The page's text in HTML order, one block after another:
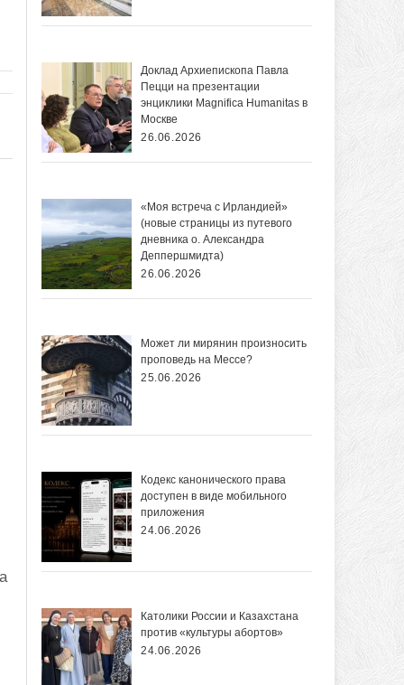
Доклад Архиепископа Павла
Пецци на презентации
энциклики Magnifica Нumanitas в
Москве
26.06.2026
«Моя встреча с Ирландией»
(новые страницы из путевого
дневника о. Александра
Деппершмидта)
26.06.2026
Может ли мирянин произносить
проповедь на Мессе?
25.06.2026
Кодекс канонического права
доступен в виде мобильного
приложения
24.06.2026
Католики России и Казахстана
против «культуры абортов»
24.06.2026